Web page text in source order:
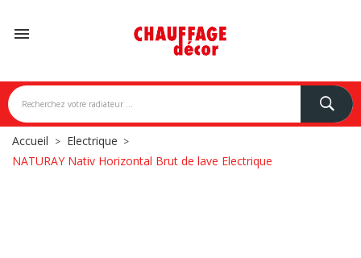

Accueil
Electrique
NATURAY Nativ Horizontal Brut de lave Electrique